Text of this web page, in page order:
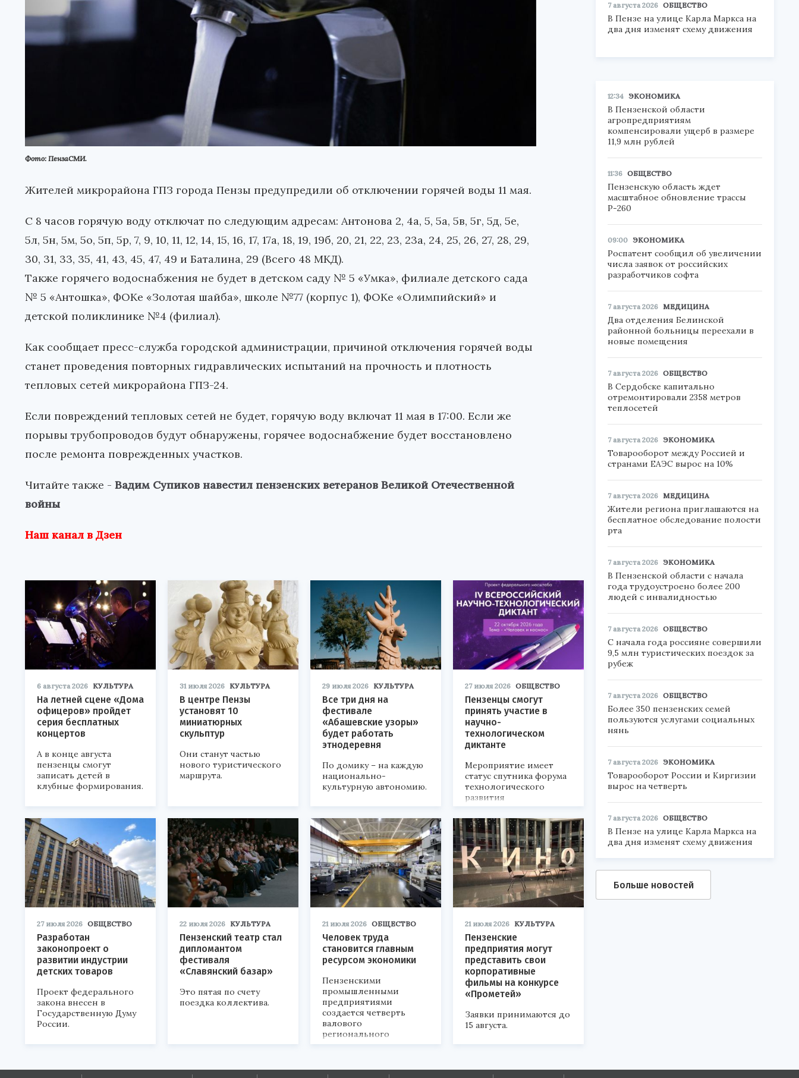
Фото: ПензаСМИ.
Жителей микрорайона ГПЗ города Пензы предупредили об отключении горячей воды 11 мая.
С 8 часов горячую воду отключат по следующим адресам: Антонова 2, 4а, 5, 5а, 5в, 5г, 5д, 5е,
5л, 5н, 5м, 5о, 5п, 5р, 7, 9, 10, 11, 12, 14, 15, 16, 17, 17а, 18, 19, 19б, 20, 21, 22, 23, 23а, 24, 25, 26, 27, 28, 29,
30, 31, 33, 35, 41, 43, 45, 47, 49 и Баталина, 29 (Всего 48 МКД).
Также горячего водоснабжения не будет в детском саду № 5 «Умка», филиале детского сада
№ 5 «Антошка», ФОКе «Золотая шайба», школе №77 (корпус 1), ФОКе «Олимпийский» и
детской поликлинике №4 (филиал).
Как сообщает пресс-служба городской администрации, причиной отключения горячей воды
станет проведения повторных гидравлических испытаний на прочность и плотность
тепловых сетей микрорайона ГПЗ-24.
Если повреждений тепловых сетей не будет, горячую воду включат 11 мая в 17:00. Если же
порывы трубопроводов будут обнаружены, горячее водоснабжение будет восстановлено
после ремонта поврежденных участков.
Читайте также - Вадим Супиков навестил пензенских ветеранов Великой Отечественной
войны
Наш канал в Дзен
6 августа 2026 КУЛЬТУРА
На летней сцене «Дома
офицеров» пройдет
серия бесплатных
концертов
А в конце августа
пензенцы смогут
записать детей в
клубные формирования.
31 июля 2026 КУЛЬТУРА
В центре Пензы
установят 10
миниатюрных
скульптур
Они станут частью
нового туристического
маршрута.
29 июля 2026 КУЛЬТУРА
Все три дня на
фестивале
«Абашевские узоры»
будет работать
этнодеревня
По домику – на каждую
национально-
культурную автономию.
27 июля 2026 ОБЩЕСТВО
Пензенцы смогут
принять участие в
научно-
технологическом
диктанте
Мероприятие имеет
статус спутника форума
технологического
развития
«Технопром-2026».
27 июля 2026 ОБЩЕСТВО
Разработан
законопроект о
развитии индустрии
детских товаров
Проект федерального
закона внесен в
Государственную Думу
России.
22 июля 2026 КУЛЬТУРА
Пензенский театр стал
дипломантом
фестиваля
«Славянский базар»
Это пятая по счету
поездка коллектива.
21 июля 2026 ОБЩЕСТВО
Человек труда
становится главным
ресурсом экономики
Пензенскими
промышленными
предприятиями
создается четверть
валового
регионального
продукта и
21 июля 2026 КУЛЬТУРА
Пензенские
предприятия могут
представить свои
корпоративные
фильмы на конкурсе
«Прометей»
Заявки принимаются до
15 августа.
7 августа 2026 ОБЩЕСТВО
В Пензе на улице Карла Маркса на
два дня изменят схему движения
12:34 ЭКОНОМИКА
В Пензенской области
агропредприятиям
компенсировали ущерб в размере
11,9 млн рублей
11:36 ОБЩЕСТВО
Пензенскую область ждет
масштабное обновление трассы
Р-260
09:00 ЭКОНОМИКА
Роспатент сообщил об увеличении
числа заявок от российских
разработчиков софта
7 августа 2026 МЕДИЦИНА
Два отделения Белинской
районной больницы переехали в
новые помещения
7 августа 2026 ОБЩЕСТВО
В Сердобске капитально
отремонтировали 2358 метров
теплосетей
7 августа 2026 ЭКОНОМИКА
Товарооборот между Россией и
странами ЕАЭС вырос на 10%
7 августа 2026 МЕДИЦИНА
Жители региона приглашаются на
бесплатное обследование полости
рта
7 августа 2026 ЭКОНОМИКА
В Пензенской области с начала
года трудоустроено более 200
людей с инвалидностью
7 августа 2026 ОБЩЕСТВО
С начала года россияне совершили
9,5 млн туристических поездок за
рубеж
7 августа 2026 ОБЩЕСТВО
Более 350 пензенских семей
пользуются услугами социальных
нянь
7 августа 2026 ЭКОНОМИКА
Товарооборот России и Киргизии
вырос на четверть
7 августа 2026 ОБЩЕСТВО
В Пензе на улице Карла Маркса на
два дня изменят схему движения
Больше новостей